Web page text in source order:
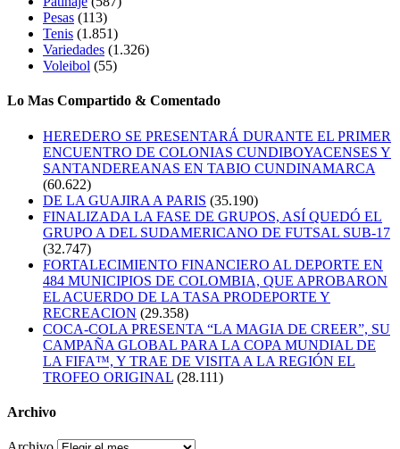
Pesas (113)
Tenis (1.851)
Variedades (1.326)
Voleibol (55)
Lo Mas Compartido & Comentado
HEREDERO SE PRESENTARÁ DURANTE EL PRIMER
ENCUENTRO DE COLONIAS CUNDIBOYACENSES Y
SANTANDEREANAS EN TABIO CUNDINAMARCA
(60.622)
DE LA GUAJIRA A PARIS (35.190)
FINALIZADA LA FASE DE GRUPOS, ASÍ QUEDÓ EL
GRUPO A DEL SUDAMERICANO DE FUTSAL SUB-17
(32.747)
FORTALECIMIENTO FINANCIERO AL DEPORTE EN
484 MUNICIPIOS DE COLOMBIA, QUE APROBARON
EL ACUERDO DE LA TASA PRODEPORTE Y
RECREACION (29.358)
COCA-COLA PRESENTA “LA MAGIA DE CREER”, SU
CAMPAÑA GLOBAL PARA LA COPA MUNDIAL DE
LA FIFA™, Y TRAE DE VISITA A LA REGIÓN EL
TROFEO ORIGINAL (28.111)
Archivo